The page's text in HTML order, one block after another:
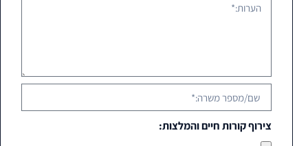
צירוף קורות חיים והמלצות: